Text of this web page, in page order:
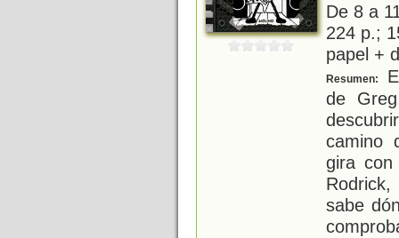
De 8 a
224 p.;
papel +
Resumen:
de
camino
gira
sabe